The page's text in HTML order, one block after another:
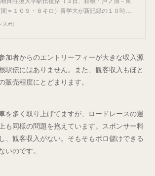
＝１０９・６キロ）青学大が新記録の１０時…
ポ）
加者からのエントリーフィーが大きな収入源
駅伝にはありません。また、観客収入もほと
販売程度にとどまります。
を多く取り上げてますが、ロードレースの運
も同様の問題を抱えています。スポンサー料
、観客収入がない。そもそもボロ儲けできる
のです。